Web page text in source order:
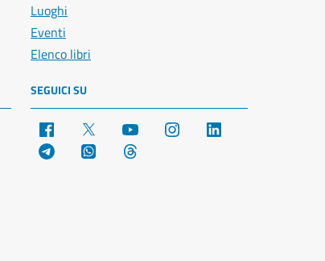
Luoghi
Eventi
Elenco libri
SEGUICI SU
Facebook YouTube Instagram
Telegram WhatsApp